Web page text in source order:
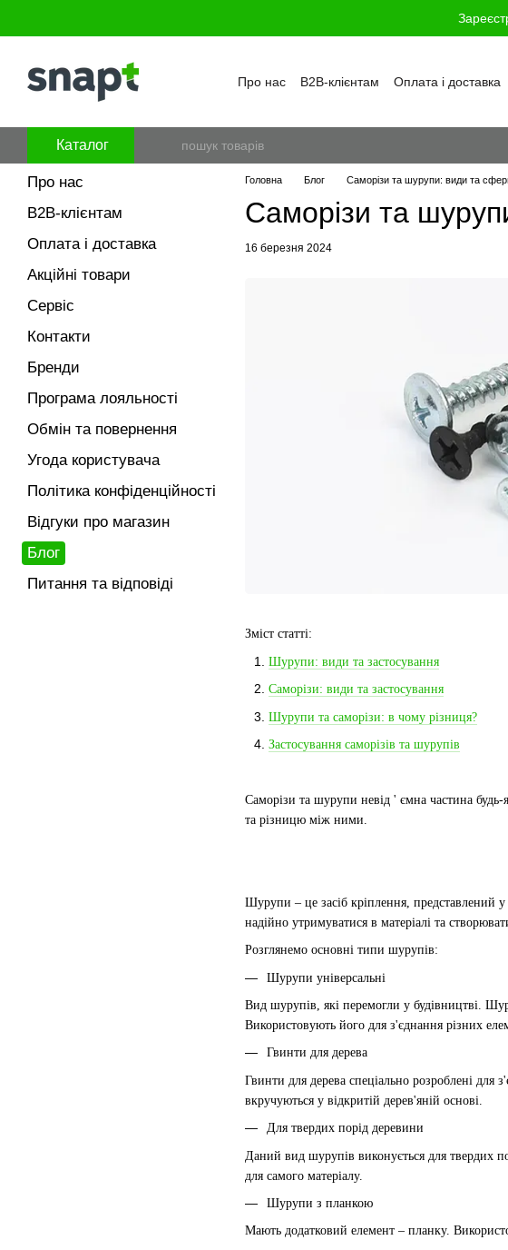
Про нас B2B-клієнтам Оплата і доставка
Каталог
Головна Блог Саморізи та шурупи: види та
Саморізи та
16 березня 2024
Зміст статті:
Шурупи: види та застосування
Саморізи: види та застосування
Шурупи та саморізи: в чому різниця?
Застосування саморізів та шурупів
Саморізи та шурупи невід ' ємна частина
та різницю між ними.
Шурупи – це засіб кріплення, представлений
надійно утримуватися в матеріалі та
Розглянемо основні типи шурупів:
Шурупи універсальні
Вид шурупів, які перемогли у будівництві.
Використовують його для з'єднання різних
Гвинти для дерева
Гвинти для дерева спеціально розроблені
вкручуються у відкритій дерев'яній основі.
Для твердих порід деревини
Даний вид шурупів виконується для твердих
для самого матеріалу.
Шурупи з планкою
Мають додатковий елемент – планку.
Про нас
B2B-клієнтам
Оплата і доставка
Акційні товари
Сервіс
Контакти
Бренди
Програма лояльності
Обмін та повернення
Угода користувача
Політика конфіденційності
Відгуки про магазин
Блог
Питання та відповіді